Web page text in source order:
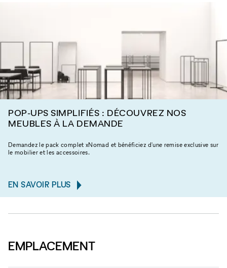
POP-UPS SIMPLIFIÉS : DÉCOUVREZ NOS
MEUBLES À LA DEMANDE
Demandez le pack complet xNomad et bénéficiez d'une remise exclusive sur
le mobilier et les accessoires.
EN SAVOIR PLUS
EMPLACEMENT